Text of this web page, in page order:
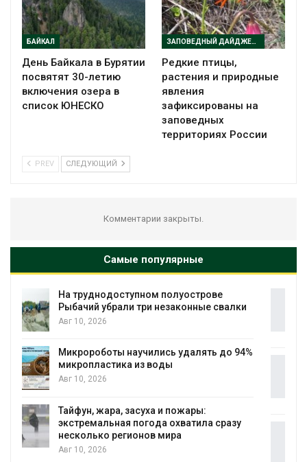
БАЙКАЛ
День Байкала в Бурятии
посвятят 30-летию
включения озера в
список ЮНЕСКО
ЗАПОВЕДНЫЙ ДАЙДЖЕСТ
Редкие птицы,
растения и природные
явления
зафиксированы на
заповедных
территориях России
PREV СЛЕДУЮЩИЙ
Комментарии закрыты.
Самые популярные
Региональный экологический контроль
в России фактически ушёл от проверок к
наблюдению
Южная Корея ускорит развитие
солнечной энергетики из-за роста
спроса со стороны ИИ
Приток воды в водохранилища Волги и
Камы в августе может превысить норму
почти в полтора раза